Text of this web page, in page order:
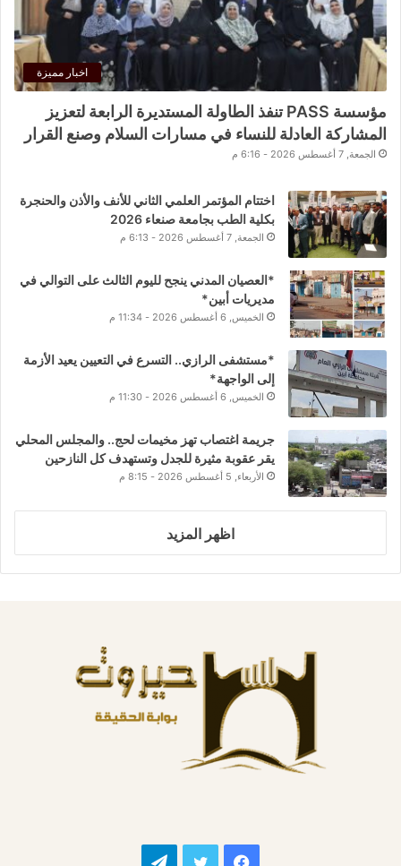
اخبار مميزة
مؤسسة PASS تنفذ الطاولة المستديرة الرابعة لتعزيز
المشاركة العادلة للنساء في مسارات السلام وصنع القرار
الجمعة, 7 أغسطس 2026 - 6:16 م
اختتام المؤتمر العلمي الثاني للأنف والأذن والحنجرة
بكلية الطب بجامعة صنعاء 2026
الجمعة, 7 أغسطس 2026 - 6:13 م
*العصيان المدني ينجح لليوم الثالث على التوالي في
مديريات أبين*
الخميس, 6 أغسطس 2026 - 11:34 م
*مستشفى الرازي.. التسرع في التعيين يعيد الأزمة
إلى الواجهة*
الخميس, 6 أغسطس 2026 - 11:30 م
جريمة اغتصاب تهز مخيمات لحج.. والمجلس المحلي
يقر عقوبة مثيرة للجدل وتستهدف كل النازحين
الأربعاء, 5 أغسطس 2026 - 8:15 م
اظهر المزيد
فيسبوك تويتر تيلقرام